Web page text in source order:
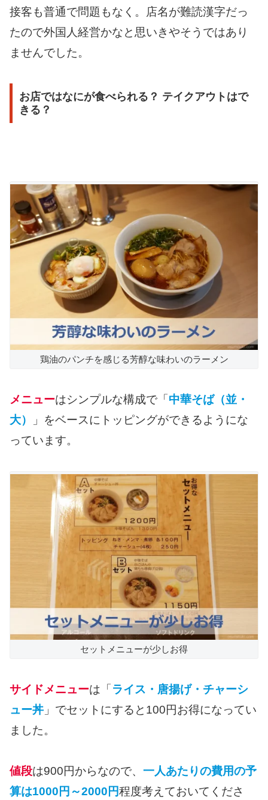
接客も普通で問題もなく。店名が難読漢字だっ
たので外国人経営かなと思いきやそうではあり
ませんでした。
お店ではなにが食べられる？ テイクアウトはで
きる？
鶏油のパンチを感じる芳醇な味わいのラーメン
メニューはシンプルな構成で「中華そば（並・
大）
」をベースにトッピングができるようにな
っています。
セットメニューが少しお得
サイドメニューは「ライス・唐揚げ・チャーシ
ュー丼 」でセットにすると100円お得になってい
ました。
値段は900円からなので、 一人あたりの費用の予
算は1000円～2000円程度考えておいてくださ